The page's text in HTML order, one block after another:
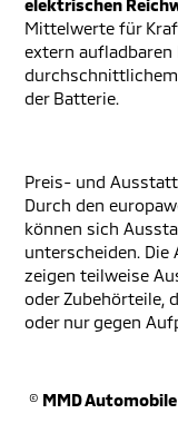
elektrischen
Mittelwerte für
extern
der Batterie.
Preis- und
Durch den
können sich
unterscheiden. Die
zeigen teilweise
oder Zubehörteile,
oder nur gegen
© MMD